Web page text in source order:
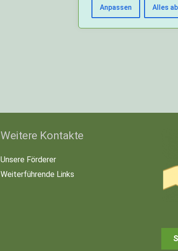
Anpassen Alles
Weitere Kontakte
Unsere Förderer
Weiterführende Links